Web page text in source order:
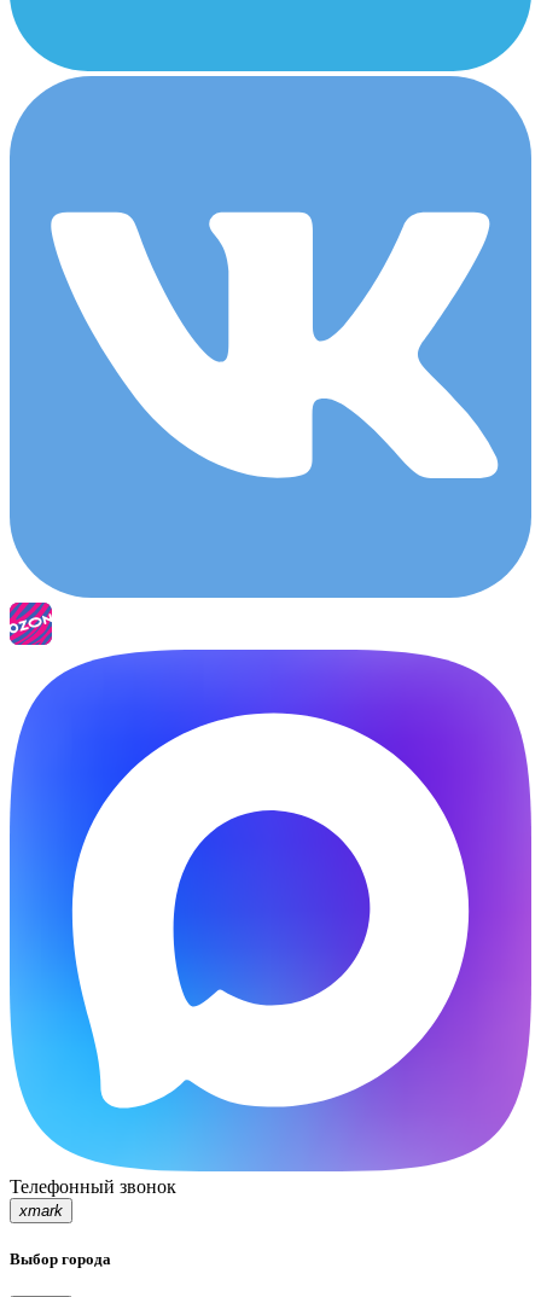
Телефонный звонок
xmark
Выбор города